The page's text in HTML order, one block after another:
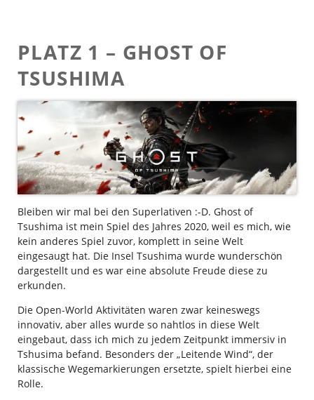
PLATZ 1 – GHOST OF
TSUSHIMA
Bleiben wir mal bei den Superlativen :-D. Ghost of
Tsushima ist mein Spiel des Jahres 2020, weil es mich, wie
kein anderes Spiel zuvor, komplett in seine Welt
eingesaugt hat. Die Insel Tsushima wurde wunderschön
dargestellt und es war eine absolute Freude diese zu
erkunden.
Die Open-World Aktivitäten waren zwar keineswegs
innovativ, aber alles wurde so nahtlos in diese Welt
eingebaut, dass ich mich zu jedem Zeitpunkt immersiv in
Tshusima befand. Besonders der „Leitende Wind“, der
klassische Wegemarkierungen ersetzte, spielt hierbei eine
Rolle.